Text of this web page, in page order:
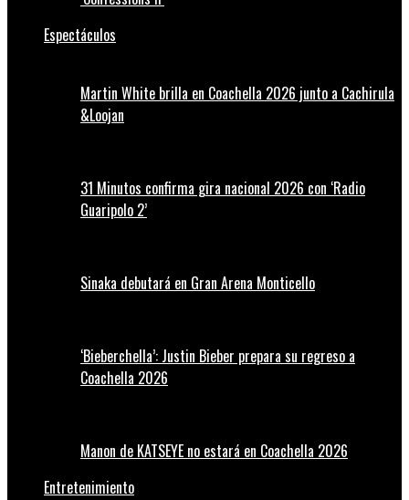
Espectáculos
Martin White brilla en Coachella 2026 junto a Cachirula
&Loojan
31 Minutos confirma gira nacional 2026 con ‘Radio
Guaripolo 2’
Sinaka debutará en Gran Arena Monticello
‘Bieberchella’: Justin Bieber prepara su regreso a
Coachella 2026
Manon de KATSEYE no estará en Coachella 2026
Entretenimiento